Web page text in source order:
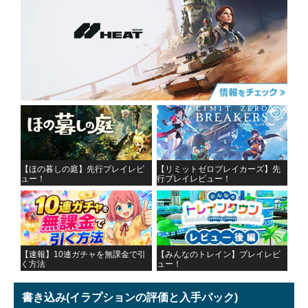
【ほの暮しの庭】先行プレイレビ
ュー！
【リミットゼロブレイカーズ】先
行プレイレビュー！
【速報】10連ガチャを無課金で引
く方法
【みんなのトレイン】プレイレビ
ュー！
書き込み(イラプションの評価と入手パック)